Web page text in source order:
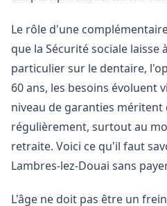
Le rôle d'une
que la Sécurité sociale laisse
particulier sur le dentaire,
60 ans, les besoins évoluent
niveau de garanties méritent
régulièrement, surtout au
retraite. Voici ce qu'il faut
Lambres-lez-Douai sans
L'âge ne doit pas être un